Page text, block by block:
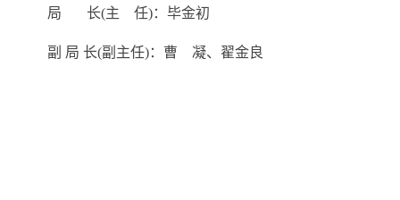
局 长(主 任)：毕金初
副 局 长(副主任)：曹 凝、翟金良